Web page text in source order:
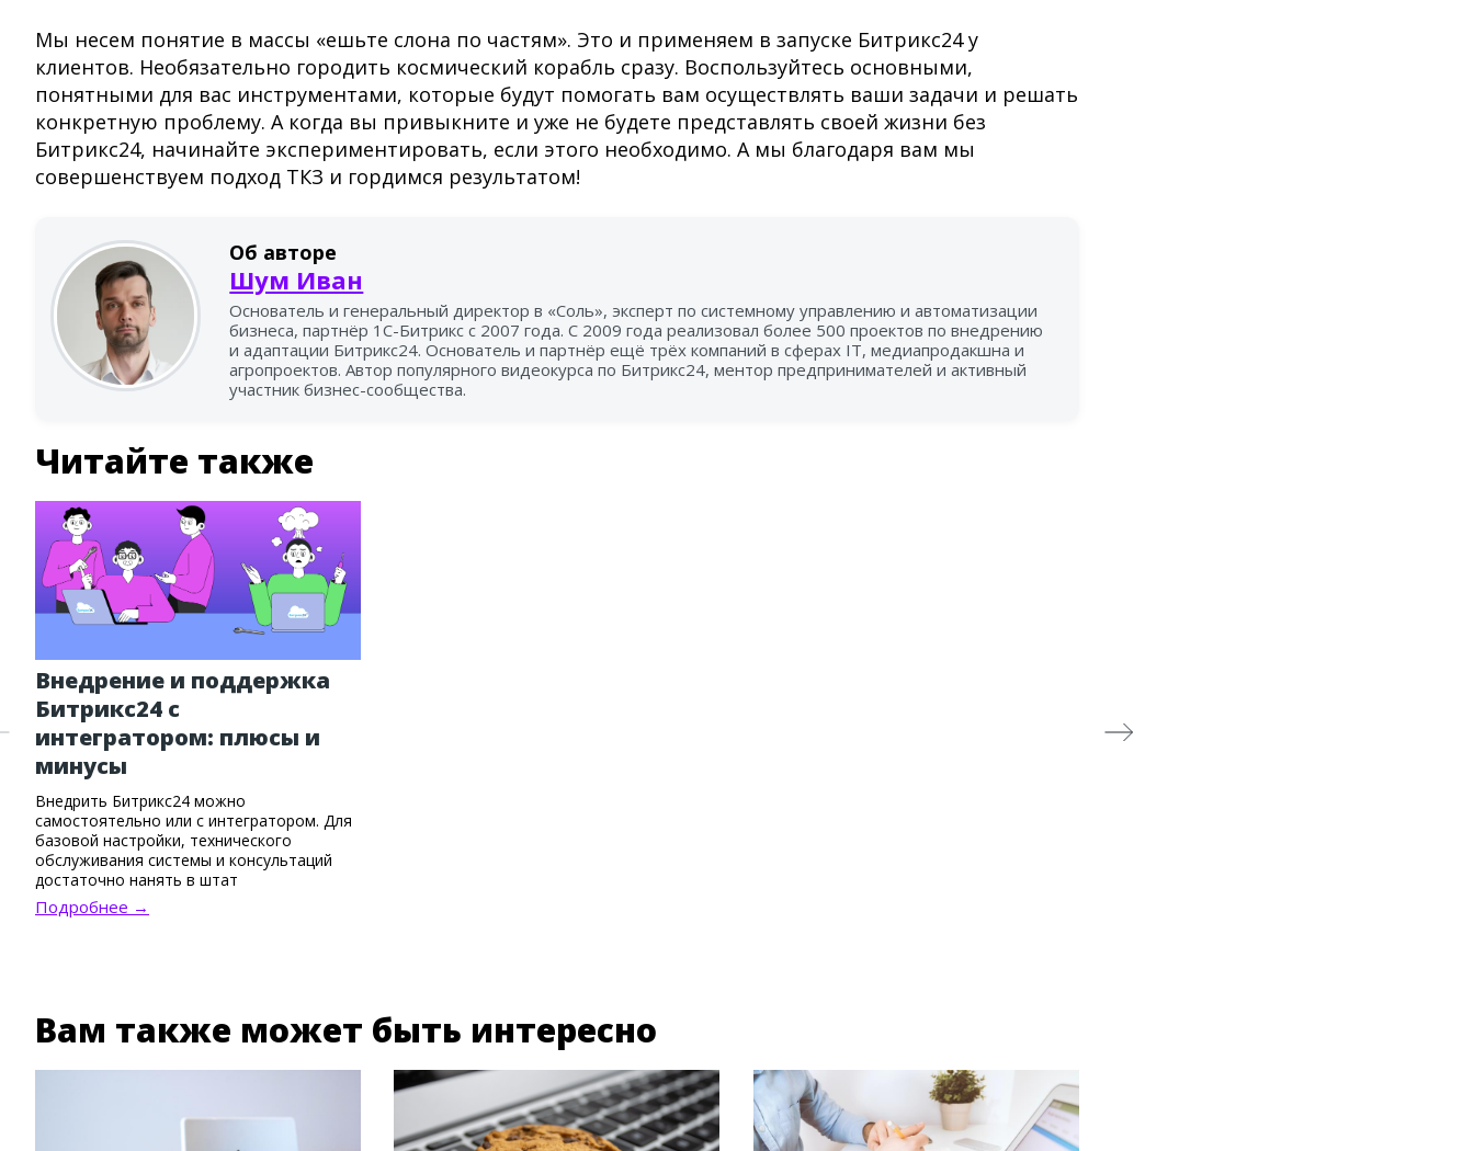
Мы несем понятие в массы «ешьте слона по частям». Это и применяем в запуске Битрикс24 у
клиентов. Необязательно городить космический корабль сразу. Воспользуйтесь основными,
понятными для вас инструментами, которые будут помогать вам осуществлять ваши задачи и решать
конкретную проблему. А когда вы привыкните и уже не будете представлять своей жизни без
Битрикс24, начинайте экспериментировать, если этого необходимо. А мы благодаря вам мы
совершенствуем подход ТКЗ и гордимся результатом!
Об авторе
Шум Иван
Основатель и генеральный директор в «Соль», эксперт по системному управлению и автоматизации
бизнеса, партнёр 1С-Битрикс с 2007 года. С 2009 года реализовал более 500 проектов по внедрению
и адаптации Битрикс24. Основатель и партнёр ещё трёх компаний в сферах IT, медиапродакшна и
агропроектов. Автор популярного видеокурса по Битрикс24, ментор предпринимателей и активный
участник бизнес-сообщества.
Читайте также
Внедрение и поддержка
Битрикс24 с
интегратором: плюсы и
минусы
Внедрить Битрикс24 можно
самостоятельно или с интегратором. Для
базовой настройки, технического
обслуживания системы и консультаций
достаточно нанять в штат
администратора Битрикс24. Но если
нужны опыт и команда, стоит обратиться
одновременно адаптировать сотрудников.
Подробнее →
Вам также может быть интересно